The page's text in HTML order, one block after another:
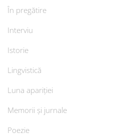
În pregătire
Interviu
Istorie
Lingvistică
Luna apariției
Memorii și jurnale
Poezie